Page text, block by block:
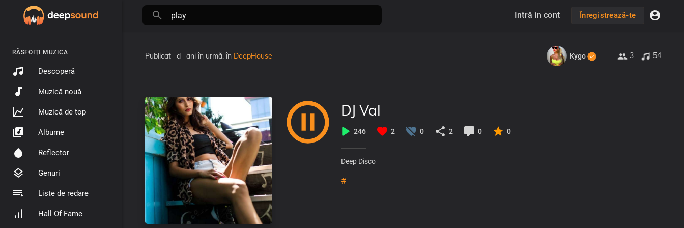
RĂSFOIȚI MUZICA
Descoperă
Muzică nouă
Muzică de top
Albume
Reflector
Genuri
Liste de redare
Hall Of Fame
Intră in cont Înregistrează-te
Publicat _d_ ani în urmă. în DeepHouse Kygo 3 54
DJ Val
246 2 0 2 0 0
Deep Disco
#